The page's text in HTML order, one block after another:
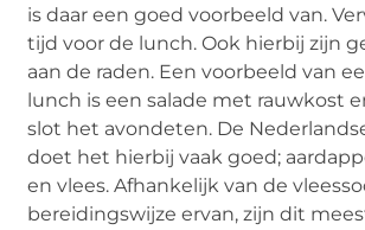
is daar een goed voorbeeld van.
tijd voor de lunch. Ook hierbij zijn
aan de raden. Een voorbeeld van
lunch is een salade met rauwkost
slot het avondeten. De
doet het hierbij vaak goed;
en vlees. Afhankelijk van de
bereidingswijze ervan, zijn dit